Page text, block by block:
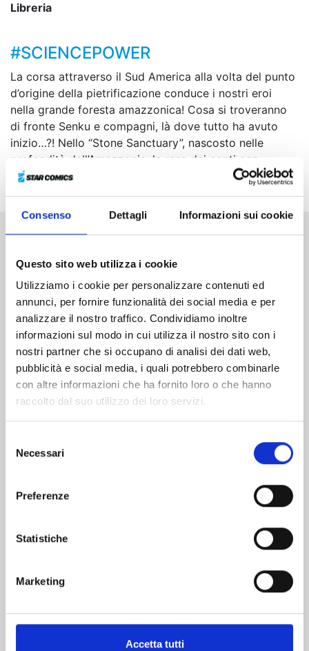
Consenso Dettagli Informazioni sui cookie
Questo sito web utilizza i cookie
Utilizziamo i cookie per personalizzare contenuti ed
annunci, per fornire funzionalità dei social media e per
analizzare il nostro traffico. Condividiamo inoltre
informazioni sul modo in cui utilizza il nostro sito con i
nostri partner che si occupano di analisi dei dati web,
pubblicità e social media, i quali potrebbero combinarle
con altre informazioni che ha fornito loro o che hanno
raccolto dal suo utilizzo dei loro servizi.
delNecessari
Preferenze
Statistiche
Marketing
Accetta tutti
Libreria
#SCIENCEPOWER
La corsa attraverso il Sud America alla volta del punto
d’origine della pietrificazione conduce i nostri eroi
nella grande foresta amazzonica! Cosa si troveranno
di fronte Senku e compagni, là dove tutto ha avuto
inizio…?! Nello “Stone Sanctuary”, nascosto nelle
profondità dell’Amazzonia, la resa dei conti con
Stanley è sempre più vicina!
Altri volumi della serie